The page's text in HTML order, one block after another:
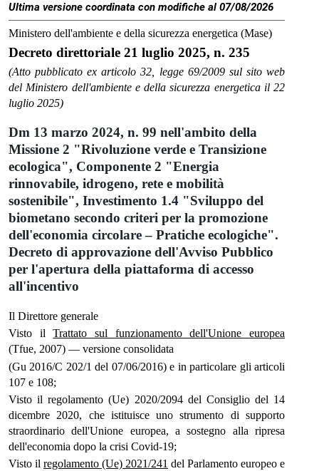
Ultima versione coordinata con modifiche al 07/08/2026
Ministero dell'ambiente e della sicurezza energetica (Mase)
Decreto direttoriale 21 luglio 2025, n. 235
(Atto pubblicato ex articolo 32, legge 69/2009 sul sito web
del Ministero dell'ambiente e della sicurezza energetica il 22
luglio 2025)
Dm 13 marzo 2024, n. 99 nell'ambito della
Missione 2 "Rivoluzione verde e Transizione
ecologica", Componente 2 "Energia
rinnovabile, idrogeno, rete e mobilità
sostenibile", Investimento 1.4 "Sviluppo del
biometano secondo criteri per la promozione
dell'economia circolare – Pratiche ecologiche".
Decreto di approvazione dell'Avviso Pubblico
per l'apertura della piattaforma di accesso
all'incentivo
Il Direttore generale
Visto ilTrattato sul funzionamento dell'Unione europea
(Tfue, 2007) — versione consolidata
(Gu 2016/C 202/1 del 07/06/2016) e in particolare gli articoli
107 e 108;
Visto il regolamento (Ue) 2020/2094 del Consiglio del 14
dicembre 2020, che istituisce uno strumento di supporto
straordinario dell'Unione europea, a sostegno alla ripresa
dell'economia dopo la crisi Covid-19;
Visto il regolamento (Ue) 2021/241 del Parlamento europeo e